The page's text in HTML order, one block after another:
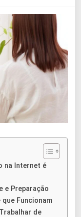
na Internet é
e Preparação
que Funcionam
de